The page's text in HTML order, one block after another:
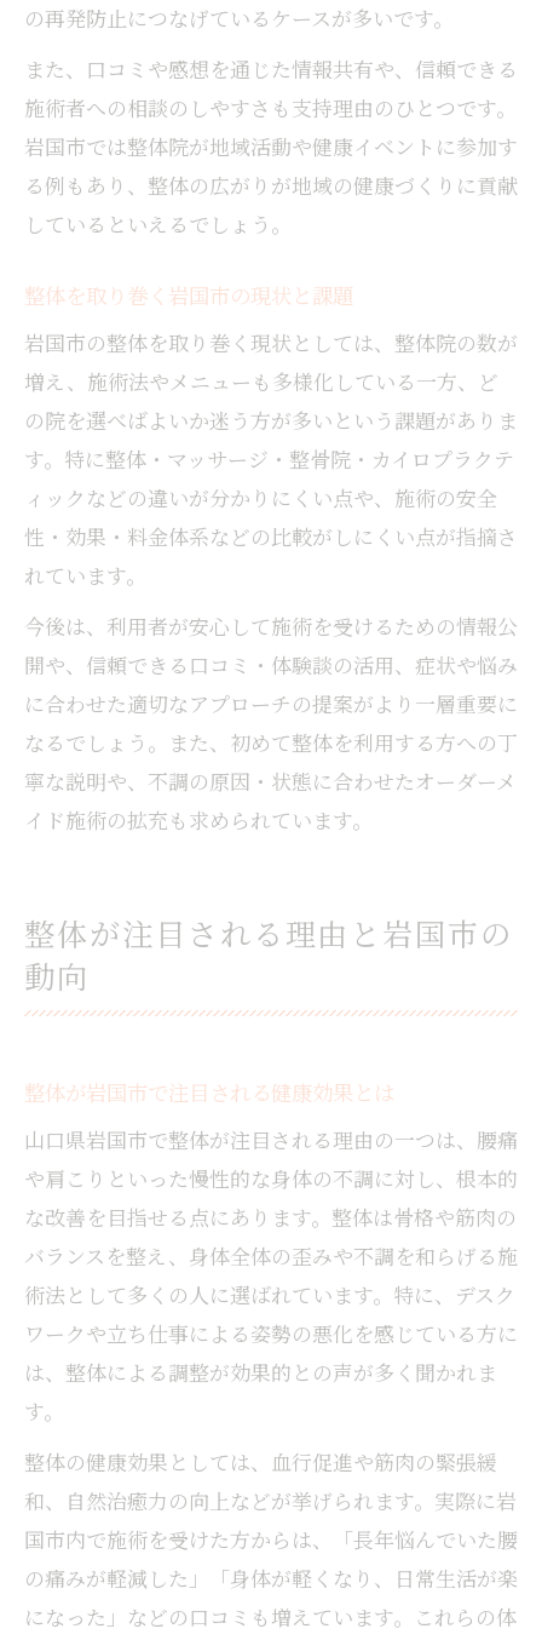
の再発防止につなげているケースが多いです。
また、口コミや感想を通じた情報共有や、信頼できる
施術者への相談のしやすさも支持理由のひとつです。
岩国市では整体院が地域活動や健康イベントに参加す
る例もあり、整体の広がりが地域の健康づくりに貢献
しているといえるでしょう。
整体を取り巻く岩国市の現状と課題
岩国市の整体を取り巻く現状としては、整体院の数が
増え、施術法やメニューも多様化している一方、ど
の院を選べばよいか迷う方が多いという課題がありま
す。特に整体・マッサージ・整骨院・カイロプラクテ
ィックなどの違いが分かりにくい点や、施術の安全
性・効果・料金体系などの比較がしにくい点が指摘さ
れています。
今後は、利用者が安心して施術を受けるための情報公
開や、信頼できる口コミ・体験談の活用、症状や悩み
に合わせた適切なアプローチの提案がより一層重要に
なるでしょう。また、初めて整体を利用する方への丁
寧な説明や、不調の原因・状態に合わせたオーダーメ
イド施術の拡充も求められています。
整体が注目される理由と岩国市の
動向
整体が岩国市で注目される健康効果とは
山口県岩国市で整体が注目される理由の一つは、腰痛
や肩こりといった慢性的な身体の不調に対し、根本的
な改善を目指せる点にあります。整体は骨格や筋肉の
バランスを整え、身体全体の歪みや不調を和らげる施
術法として多くの人に選ばれています。特に、デスク
ワークや立ち仕事による姿勢の悪化を感じている方に
は、整体による調整が効果的との声が多く聞かれま
す。
整体の健康効果としては、血行促進や筋肉の緊張緩
和、自然治癒力の向上などが挙げられます。実際に岩
国市内で施術を受けた方からは、「長年悩んでいた腰
の痛みが軽減した」「身体が軽くなり、日常生活が楽
になった」などの口コミも増えています。これらの体